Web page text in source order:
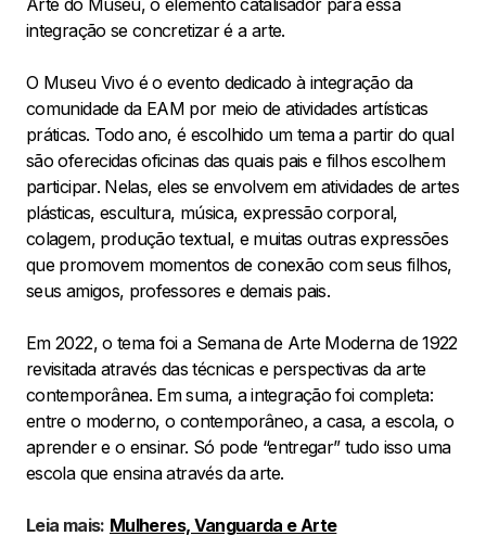
Arte do Museu, o elemento catalisador para essa
integração se concretizar é a arte.
O Museu Vivo é o evento dedicado à integração da
comunidade da EAM por meio de atividades artísticas
práticas. Todo ano, é escolhido um tema a partir do qual
são oferecidas oficinas das quais pais e filhos escolhem
participar. Nelas, eles se envolvem em atividades de artes
plásticas, escultura, música, expressão corporal,
colagem, produção textual, e muitas outras expressões
que promovem momentos de conexão com seus filhos,
seus amigos, professores e demais pais.
Em 2022, o tema foi a Semana de Arte Moderna de 1922
revisitada através das técnicas e perspectivas da arte
contemporânea. Em suma, a integração foi completa:
entre o moderno, o contemporâneo, a casa, a escola, o
aprender e o ensinar. Só pode “entregar” tudo isso uma
escola que ensina através da arte.
Leia mais: Mulheres, Vanguarda e Arte